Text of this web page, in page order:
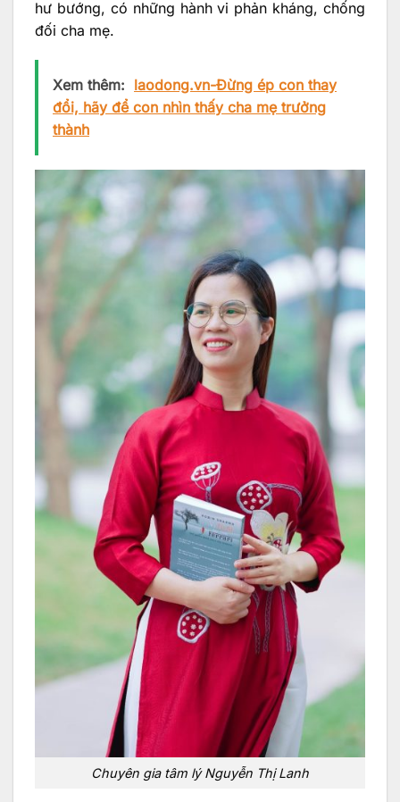
hư bướng, có những hành vi phản kháng, chống
đối cha mẹ.
Xem thêm: laodong.vn-Đừng ép con thay
đổi, hãy để con nhìn thấy cha mẹ trưởng
thành
Chuyên gia tâm lý Nguyễn Thị Lanh